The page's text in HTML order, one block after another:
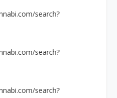
search?
search?
search?